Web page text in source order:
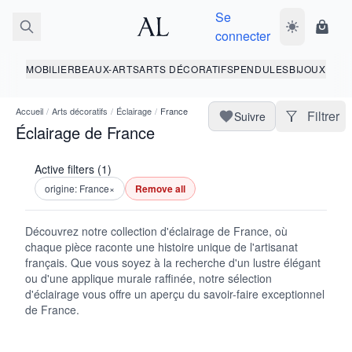
Se
connecter
Basculer le
MOBILIERBEAUX-ARTSARTS DÉCORATIFSPENDULESBIJOUX
Accueil / Arts décoratifs / Éclairage / France
Éclairage de France
Suivre Filtrer
Active filters (1)
origine: France× Remove all
Découvrez notre collection d'éclairage de France, où
chaque pièce raconte une histoire unique de l'artisanat
français. Que vous soyez à la recherche d'un lustre élégant
ou d'une applique murale raffinée, notre sélection
d'éclairage vous offre un aperçu du savoir-faire exceptionnel
de France.